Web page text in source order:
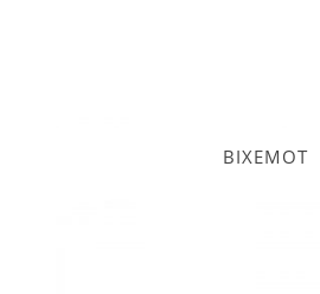
BIXEMOT